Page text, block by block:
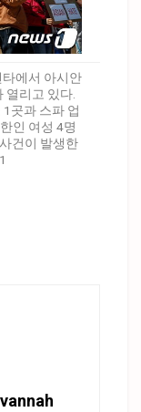
에서 아시안
열리고 있다.
곳과 스파 업
인 여성 4명
건이 발생한